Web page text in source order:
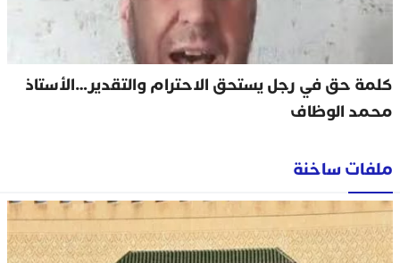
كلمة حق في رجل يستحق الاحترام والتقدير…الأستاذ
محمد الوظاف
ملفات ساخنة